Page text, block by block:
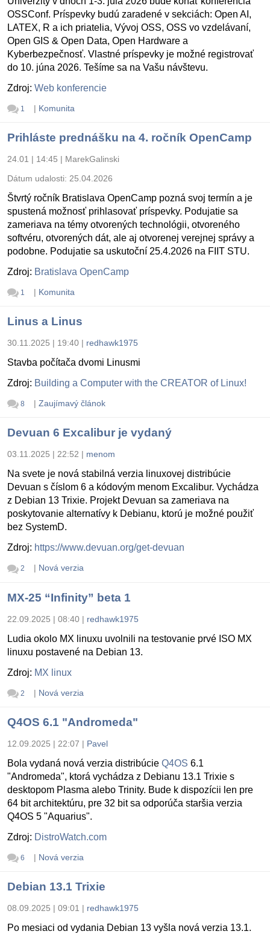
OSSConf. Príspevky budú zaradené v sekciách: Open AI,
LATEX, R a ich priatelia, Vývoj OSS, OSS vo vzdelávaní,
Open GIS & Open Data, Open Hardware a
Kyberbezpečnosť. Vlastné príspevky je možné registrovať
do 10. júna 2026. Tešíme sa na Vašu návštevu.
Zdroj: Web konferencie
1 | Komunita
Prihláste prednášku na 4. ročník OpenCamp
24.01 | 14:45 | MarekGalinski
Dátum udalosti: 25.04.2026
Štvrtý ročník Bratislava OpenCamp pozná svoj termín a je
spustená možnosť prihlasovať príspevky. Podujatie sa
zameriava na témy otvorených technológii, otvoreného
softvéru, otvorených dát, ale aj otvorenej verejnej správy a
podobne. Podujatie sa uskutoční 25.4.2026 na FIIT STU.
Zdroj: Bratislava OpenCamp
1 | Komunita
Linus a Linus
30.11.2025 | 19:40 | redhawk1975
Stavba počítača dvomi Linusmi
Zdroj: Building a Computer with the CREATOR of Linux!
8 | Zaujímavý článok
Devuan 6 Excalibur je vydaný
03.11.2025 | 22:52 | menom
Na svete je nová stabilná verzia linuxovej distribúcie
Devuan s číslom 6 a kódovým menom Excalibur. Vychádza
z Debian 13 Trixie. Projekt Devuan sa zameriava na
poskytovanie alternatívy k Debianu, ktorú je možné použiť
bez SystemD.
Zdroj: https://www.devuan.org/get-devuan
2 | Nová verzia
MX-25 “Infinity” beta 1
22.09.2025 | 08:40 | redhawk1975
Ludia okolo MX linuxu uvolnili na testovanie prvé ISO MX
linuxu postavené na Debian 13.
Zdroj: MX linux
2 | Nová verzia
Q4OS 6.1 "Andromeda"
12.09.2025 | 22:07 | Pavel
Bola vydaná nová verzia distribúcie Q4OS 6.1
"Andromeda", ktorá vychádza z Debianu 13.1 Trixie s
desktopom Plasma alebo Trinity. Bude k dispozícii len pre
64 bit architektúru, pre 32 bit sa odporúča staršia verzia
Q4OS 5 "Aquarius".
Zdroj: DistroWatch.com
6 | Nová verzia
Debian 13.1 Trixie
08.09.2025 | 09:01 | redhawk1975
Po mesiaci od vydania Debian 13 vyšla nová verzia 13.1.